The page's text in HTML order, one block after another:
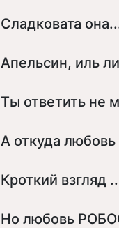
Сладковата
Апельсин, иль
Ты ответить не
А откуда
Кроткий взгляд
Но любовь